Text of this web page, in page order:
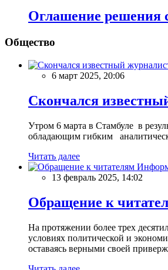
Оглашение решения
Общество
6 март 2025, 20:06
Скончался
Утром 6 марта в Стамбуле в
обладающим гибким
Читать далее
13 февраль 2025, 14:02
Обращение к
На протяжении более трех
условиях политической и
оставаясь верными своей